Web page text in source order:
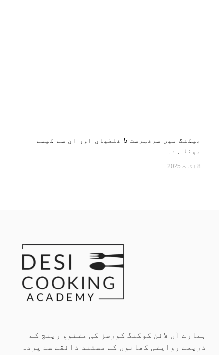
بیکنگ میں سرفہرست 5 غلطیاں اور ان سے کیسے
بچنا ہے۔
8 اگست 2025
ہمارے آن لائن کوکنگ کورسز کی متنوع رینج کے
ذریعے روایتی کھانوں کے مستند ذائقے سے پردہ